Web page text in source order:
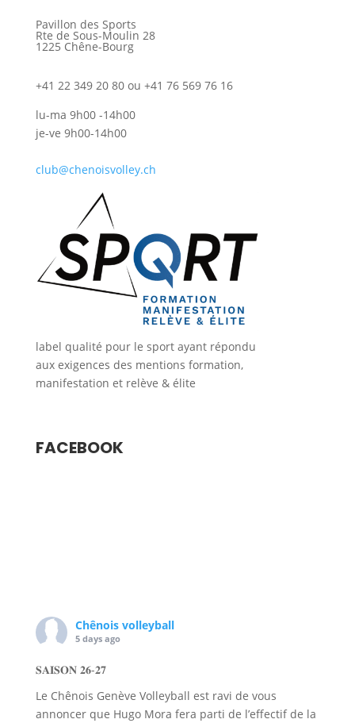
Pavillon des Sports
Rte de Sous-Moulin 28
1225 Chêne-Bourg
+41 22 349 20 80 ou +41 76 569 76 16
lu-ma 9h00 -14h00
je-ve 9h00-14h00
club@chenoisvolley.ch
label qualité pour le sport ayant répondu
aux exigences des mentions formation,
manifestation et relève & élite
FACEBOOK
Chênois volleyball
5 days ago
𝐒𝐀𝐈𝐒𝐎𝐍 𝟐𝟔-𝟐𝟕
Le Chênois Genève Volleyball est ravi de vous
annoncer que Hugo Mora fera parti de l’effectif de la